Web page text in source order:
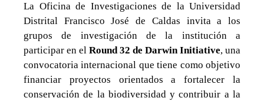
La Oficina de Investigaciones de la Universidad
Distrital Francisco José de Caldas invita a los
grupos de investigación de la institución a
participar en el Round 32 de Darwin Initiative, una
convocatoria internacional que tiene como objetivo
financiar proyectos orientados a fortalecer la
conservación de la biodiversidad y contribuir a la